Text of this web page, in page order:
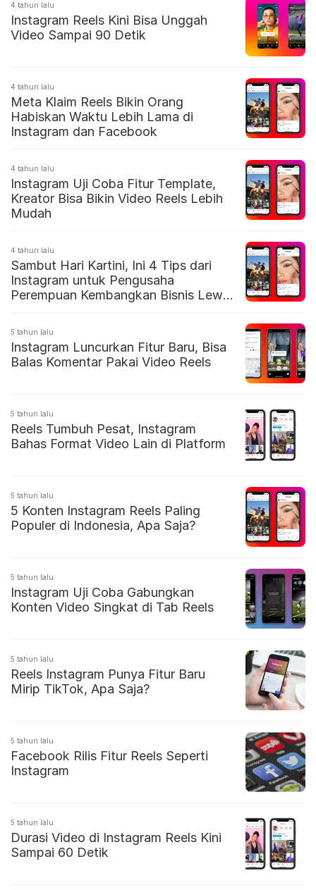
4 tahun lalu
Instagram Reels Kini Bisa Unggah
Video Sampai 90 Detik
4 tahun lalu
Meta Klaim Reels Bikin Orang
Habiskan Waktu Lebih Lama di
Instagram dan Facebook
4 tahun lalu
Instagram Uji Coba Fitur Template,
Kreator Bisa Bikin Video Reels Lebih
Mudah
4 tahun lalu
Sambut Hari Kartini, Ini 4 Tips dari
Instagram untuk Pengusaha
Perempuan Kembangkan Bisnis Lewat
5 tahun lalu
Instagram Luncurkan Fitur Baru, Bisa
Balas Komentar Pakai Video Reels
5 tahun lalu
Reels Tumbuh Pesat, Instagram
Bahas Format Video Lain di Platform
5 tahun lalu
5 Konten Instagram Reels Paling
Populer di Indonesia, Apa Saja?
5 tahun lalu
Instagram Uji Coba Gabungkan
Konten Video Singkat di Tab Reels
5 tahun lalu
Reels Instagram Punya Fitur Baru
Mirip TikTok, Apa Saja?
5 tahun lalu
Facebook Rilis Fitur Reels Seperti
Instagram
5 tahun lalu
Durasi Video di Instagram Reels Kini
Sampai 60 Detik